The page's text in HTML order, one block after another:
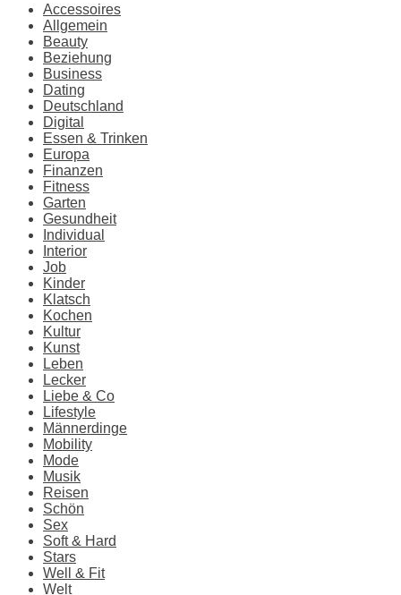
Accessoires
Allgemein
Beauty
Beziehung
Business
Dating
Deutschland
Digital
Essen & Trinken
Europa
Finanzen
Fitness
Garten
Gesundheit
Individual
Interior
Job
Kinder
Klatsch
Kochen
Kultur
Kunst
Leben
Lecker
Liebe & Co
Lifestyle
Männerdinge
Mobility
Mode
Musik
Reisen
Schön
Sex
Soft & Hard
Stars
Well & Fit
Welt